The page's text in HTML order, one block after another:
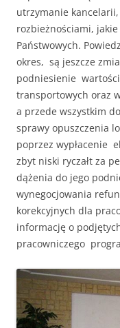
utrzymanie
rozbieżnościami,
Państwowych.
okres, są jeszcze
podniesienie
transportowych oraz
a przede wszystkim
sprawy opuszczenia
poprzez wypłacenie
zbyt niski ryczałt za
dążenia do jego
wynegocjowania
korekcyjnych dla
informację o
pracowniczego